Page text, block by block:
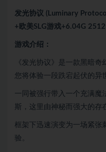
发光协议 (Luminary
+欧美SLG游戏+6.04G
游戏介绍：
《发光协议》是一款黑暗奇
您将体验一段跌宕起伏的异
一同被强行带入一个充满
斯，这里由神秘而强大的存
框架下迅速演变为一场紧张
验。